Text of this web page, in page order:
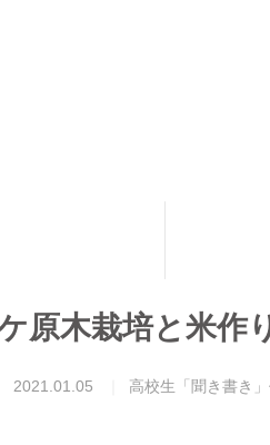
原木栽培と米作
2021.01.05 高校生「聞き書き